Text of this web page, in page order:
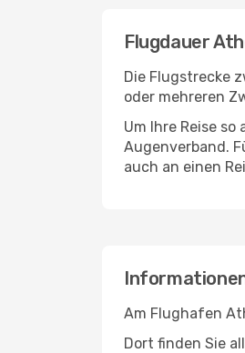
Flugdauer
Die Flugstrecke
oder mehreren
Um Ihre Reise
Augenverband.
auch an einen
Am Flughafen
Dort finden Sie